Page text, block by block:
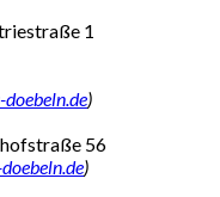
1
)
56
)